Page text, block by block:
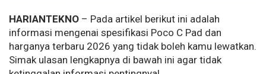
HARIANTEKNO – Pada artikel berikut ini adalah
informasi mengenai spesifikasi Poco C Pad dan
harganya terbaru 2026 yang tidak boleh kamu lewatkan.
Simak ulasan lengkapnya di bawah ini agar tidak